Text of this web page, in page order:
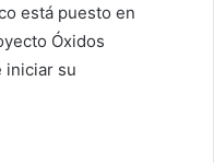
está puesto en
Óxidos
iniciar su